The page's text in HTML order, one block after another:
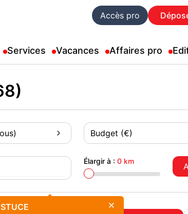
Accès pro
Services Vacances Affaires pro
Budget (€)
Élargir à :0 km